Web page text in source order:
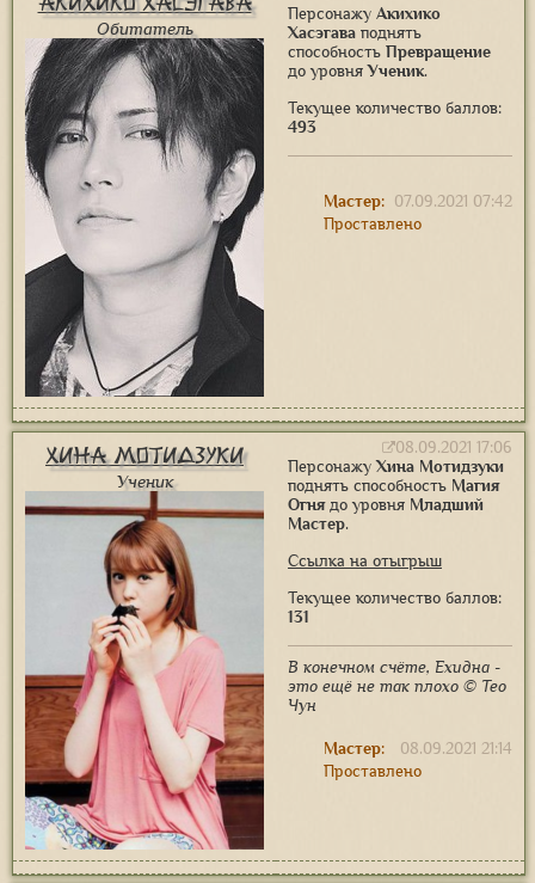
Обитатель
Персонажу Акихико
Хасэгава поднять
способность Превращение
до уровняУченик.
Текущее количество баллов:
493
07.09.2021 07:42
Мастер:
Проставлено
Хина Мотидзуки
Ученик
08.09.2021 17:06
ПерсонажуХина Мотидзуки
поднять способность Магия
Огнядо уровня Младший
Мастер.
Ссылка на отыгрыш
Текущее количество баллов:
131
В конечном счёте, Ехидна -
это ещё не так плохо © Тео
Чун
08.09.2021 21:14
Мастер:
Проставлено